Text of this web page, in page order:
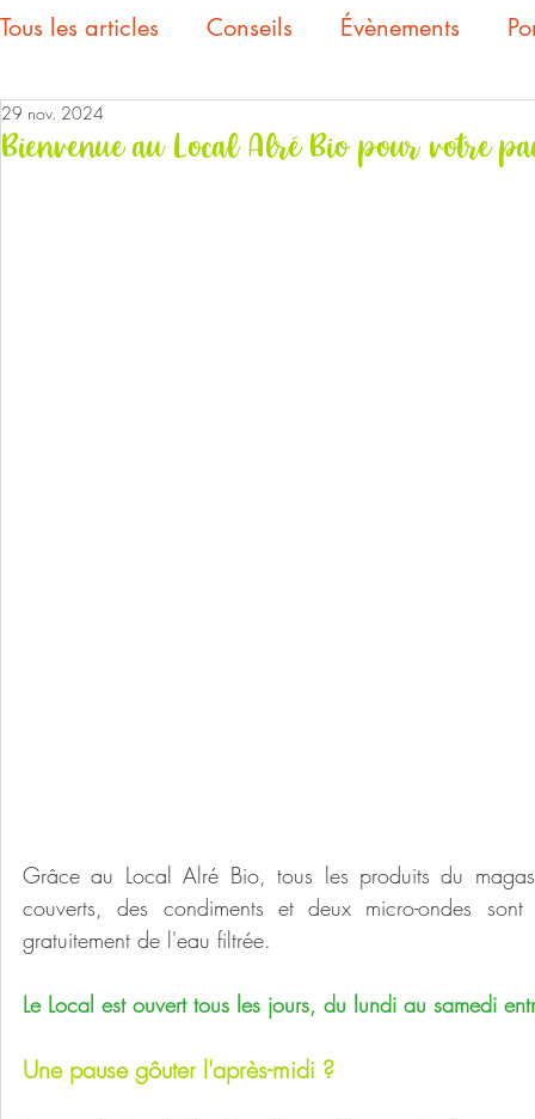
Tous les articles Conseils Évènements
Bienvenue au Local Alré Bio pour votre
29 nov. 2024
Grâce au Local Alré Bio, tous les produits du
couverts, des condiments et deux micro-ondes
gratuitement de l'eau filtrée.
Le Local est ouvert tous les jours, du lundi au samedi
Une pause gôuter l'après-midi ?